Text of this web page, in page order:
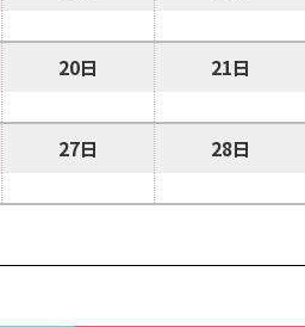
20日 21日
27日 28日